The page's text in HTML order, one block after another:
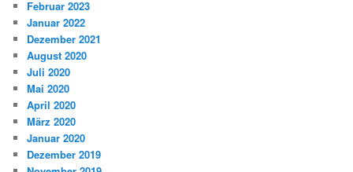
Februar 2023
Januar 2022
Dezember 2021
August 2020
Juli 2020
Mai 2020
April 2020
März 2020
Januar 2020
Dezember 2019